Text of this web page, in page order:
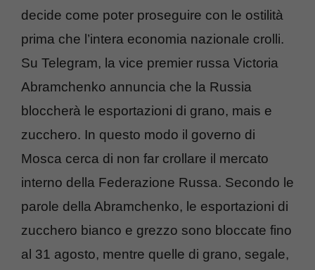
decide come poter proseguire con le ostilità
prima che l’intera economia nazionale crolli.
Su Telegram, la vice premier russa Victoria
Abramchenko annuncia che la Russia
bloccherà le esportazioni di grano, mais e
zucchero. In questo modo il governo di
Mosca cerca di non far crollare il mercato
interno della Federazione Russa. Secondo le
parole della Abramchenko, le esportazioni di
zucchero bianco e grezzo sono bloccate fino
al 31 agosto, mentre quelle di grano, segale,